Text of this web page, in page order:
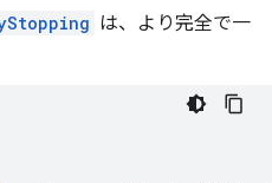
は、より完全で一